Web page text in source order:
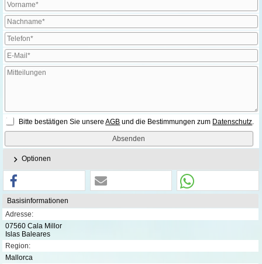
Bitte bestätigen Sie unsereAGB und die Bestimmungen zum Datenschutz
Optionen
Basisinformationen
Adresse:
07560 Cala Millor
Islas Baleares
Region:
Mallorca